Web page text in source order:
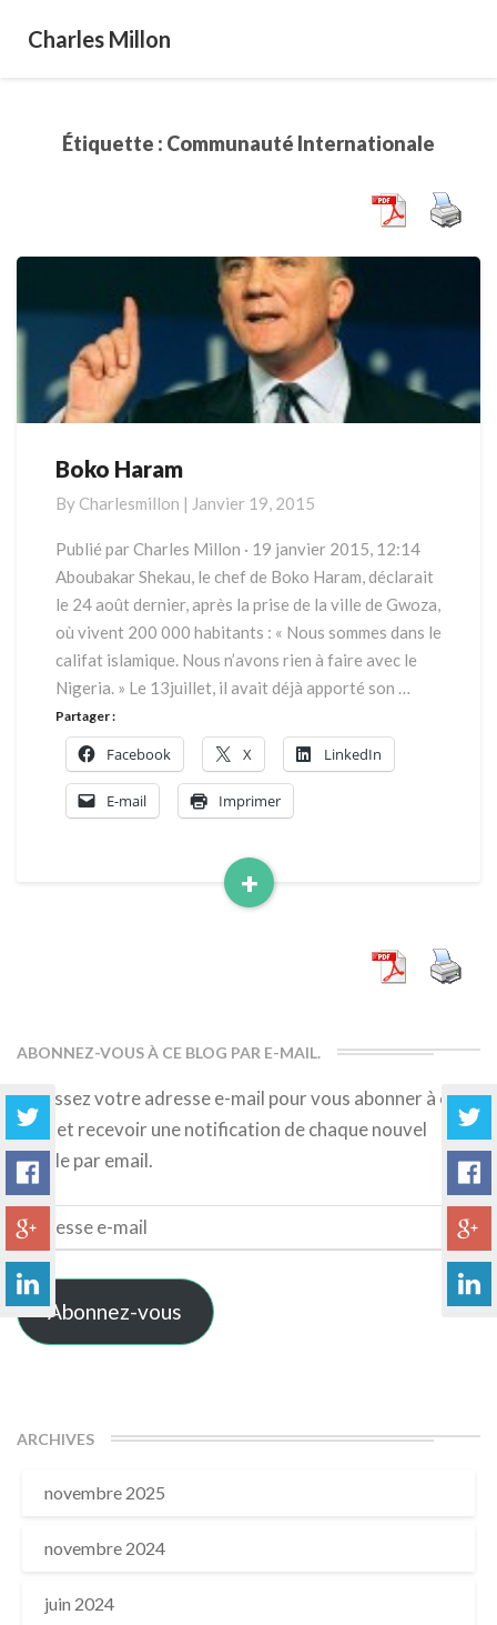
Charles Millon
Étiquette : Communauté Internationale
Boko
Boko Haram
By Charlesmillon | Janvier 19, 2015
Publié par Charles Millon · 19 janvier 2015, 12:14
Aboubakar Shekau, le chef de Boko Haram, déclarait
le 24 août dernier, après la prise de la ville de Gwoza,
où vivent 200 000 habitants : « Nous sommes dans le
califat islamique. Nous n’avons rien à faire avec le
Nigeria. » Le 13juillet, il avait déjà apporté son …
+
Read
Partager :
Facebook X LinkedIn
E-mail Imprimer
ABONNEZ-VOUS À CE BLOG PAR E-MAIL.
Saisissez votre adresse e-mail pour vous abonner à ce
blog et recevoir une notification de chaque nouvel
article par email.
Adresse
e-
mail
Abonnez-vous
ARCHIVES
novembre 2025
novembre 2024
juin 2024